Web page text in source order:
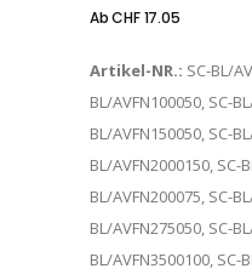
AbCHF17.05
Artikel-NR.: SC-BL/
BL/AVFN100050, SC-
BL/AVFN150050, SC-
BL/AVFN2000150, SC-
BL/AVFN200075, SC-
BL/AVFN275050, SC-
BL/AVFN3500100, SC-